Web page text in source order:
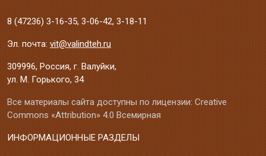
8 (47236) 3-16-35, 3-06-42, 3-18-11
Эл. почта: vit@valindteh.ru
309996, Россия, г. Валуйки,
ул. М. Горького, 34
Все материалы сайта доступны по лицензии: Creative
Commons «Attribution» 4.0 Всемирная
ИНФОРМАЦИОННЫЕ РАЗДЕЛЫ